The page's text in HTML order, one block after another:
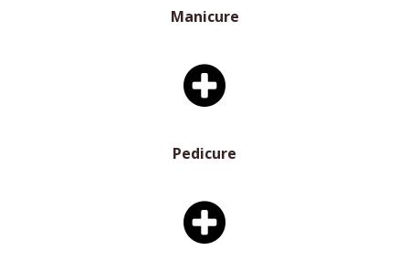
Manicure
Pedicure